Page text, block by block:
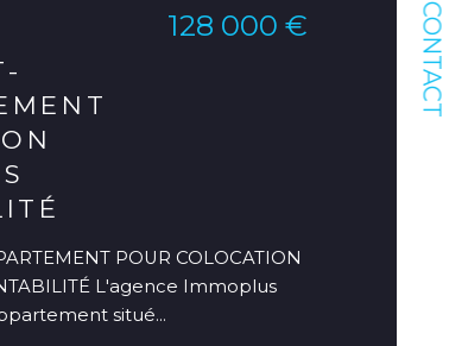
CONTACT
128 000 €
POUR COLOCATION
L'agence Immoplus
situé...